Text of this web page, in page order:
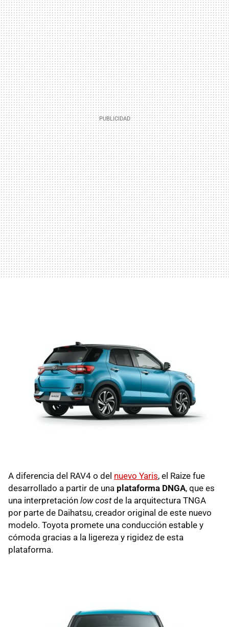
A diferencia del RAV4 o del nuevo Yaris, el Raize fue
desarrollado a partir de una plataforma DNGA, que es
una interpretación low costde la arquitectura TNGA
por parte de Daihatsu, creador original de este nuevo
modelo. Toyota promete una conducción estable y
cómoda gracias a la ligereza y rigidez de esta
plataforma.